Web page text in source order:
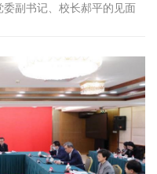
副书记、校长郝平的见面